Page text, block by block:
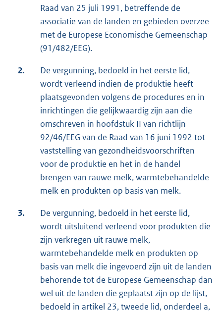
Raad van 25 juli 1991, betreffende de
associatie van de landen en gebieden overzee
met de Europese Economische Gemeenschap
(91/482/EEG).
2.
De vergunning, bedoeld in het eerste lid,
wordt verleend indien de produktie heeft
plaatsgevonden volgens de procedures en in
inrichtingen die gelijkwaardig zijn aan die
omschreven in hoofdstuk II van richtlijn
92/46/EEG van de Raad van 16 juni 1992 tot
vaststelling van gezondheidsvoorschriften
voor de produktie en het in de handel
brengen van rauwe melk, warmtebehandelde
melk en produkten op basis van melk.
3.
De vergunning, bedoeld in het eerste lid,
wordt uitsluitend verleend voor produkten die
zijn verkregen uit rauwe melk,
warmtebehandelde melk en produkten op
basis van melk die ingevoerd zijn uit de landen
behorende tot de Europese Gemeenschap dan
wel uit de landen die geplaatst zijn op de lijst,
bedoeld in artikel 23, tweede lid, onderdeel a,